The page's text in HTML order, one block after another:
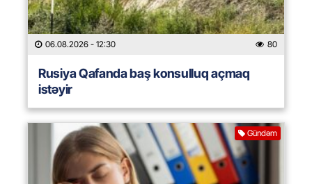
06.08.2026 - 12:30 80
Rusiya Qafanda baş konsulluq açmaq
istəyir
Gündəm